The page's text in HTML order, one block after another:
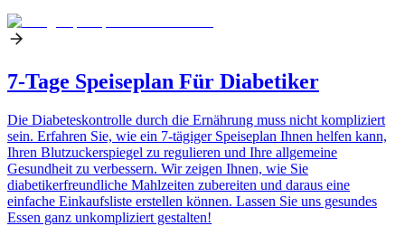
7-Tage Speiseplan Für Diabetiker
Die Diabeteskontrolle durch die Ernährung muss nicht kompliziert
sein. Erfahren Sie, wie ein 7-tägiger Speiseplan Ihnen helfen kann,
Ihren Blutzuckerspiegel zu regulieren und Ihre allgemeine
Gesundheit zu verbessern. Wir zeigen Ihnen, wie Sie
diabetikerfreundliche Mahlzeiten zubereiten und daraus eine
einfache Einkaufsliste erstellen können. Lassen Sie uns gesundes
Essen ganz unkompliziert gestalten!